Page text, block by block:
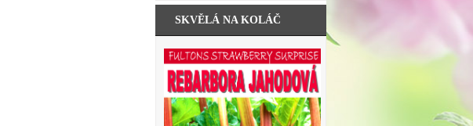
SKVĚLÁ NA KOLÁČ